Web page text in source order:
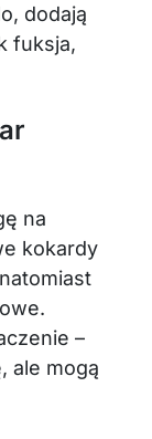
dodają
fuksja,
na
kokardy
–
ale mogą